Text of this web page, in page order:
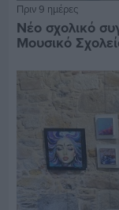
Πριν 9 ημέρες
Νέο σχολικό
Μουσικό